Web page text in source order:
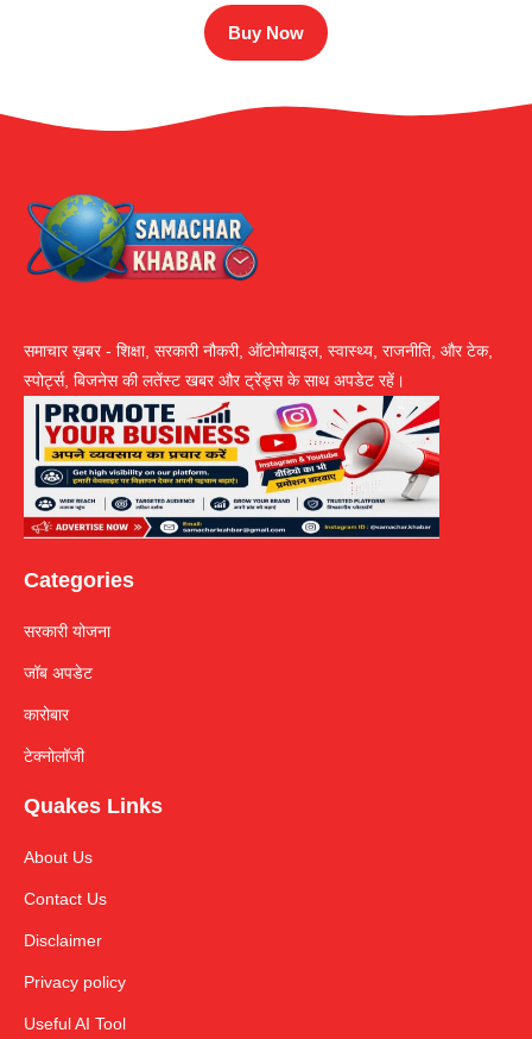
Buy Now
समाचार ख़बर - शिक्षा, सरकारी नौकरी, ऑटोमोबाइल, स्वास्थ्य, राजनीति, और टेक,
स्पोर्ट्स, बिजनेस की लतेंस्ट खबर और ट्रेंड्स के साथ अपडेट रहें।
Categories
सरकारी योजना
जॉब अपडेट
कारोबार
टेक्नोलॉजी
Quakes Links
About Us
Contact Us
Disclaimer
Privacy policy
Useful AI Tool